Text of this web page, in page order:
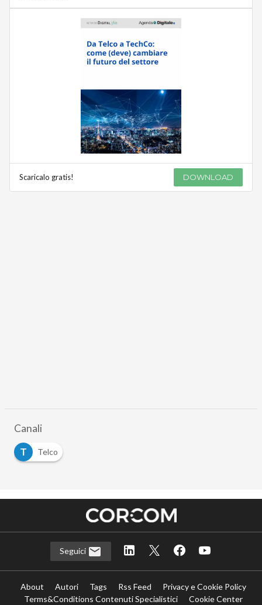
Scaricalo gratis! DOWNLOAD
Canali
T
Telco
Seguici
About Autori Tags Rss Feed
Privacy e Cookie Policy
Terms&Conditions Contenuti Specialistici
Cookie Center